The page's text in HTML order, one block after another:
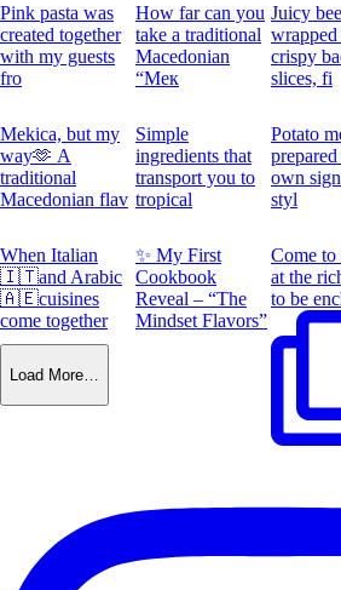
Pink pasta was
created together
with my guests
fro
How far can you
take a traditional
Macedonian
“Мек
Juicy
wrapped
crispy
slices, fi
Mekica, but my
way🫶 A
traditional
Macedonian flav
Simple
ingredients that
transport you to
tropical
Potato
own
styl
When Italian
🇮🇹and Arabic
🇦🇪cuisines
come together
✨ My First
Cookbook
Reveal – “The
Mindset Flavors”
Come to
at the
to be
Load More…